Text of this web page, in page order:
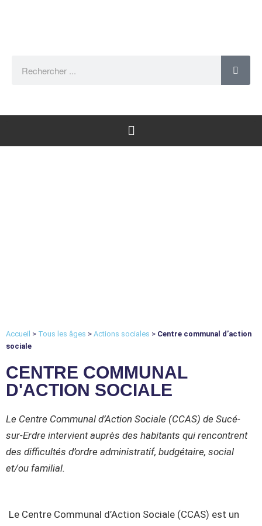
Accueil > Tous les âges > Actions sociales > Centre communal d’action
sociale
CENTRE COMMUNAL
D'ACTION SOCIALE
Le Centre Communal d’Action Sociale (CCAS) de Sucé-
sur-Erdre intervient auprès des habitants qui rencontrent
des difficultés d’ordre administratif, budgétaire, social
et/ou familial.
Le Centre Communal d’Action Sociale (CCAS) est un